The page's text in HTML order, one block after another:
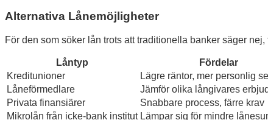
Alternativa Lånemöjligheter
För den som söker lån trots att traditionella banker säger
Låntyp Fördelar
Kreditunioner
Lägre räntor, mer personlig
Låneförmedlare
Jämför olika långivares
Privata finansiärer
Snabbare process, färre krav
Mikrolån från icke-bank institut Lämpar sig för mindre